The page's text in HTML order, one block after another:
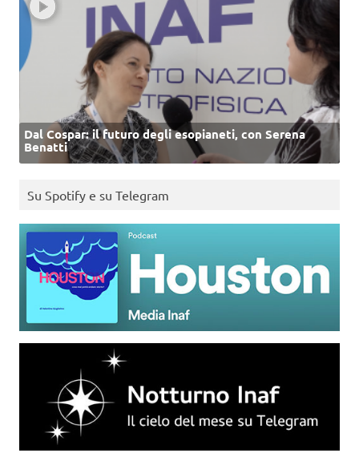
Dal Cospar: il futuro degli esopianeti, con Serena
Benatti
Su Spotify e su Telegram